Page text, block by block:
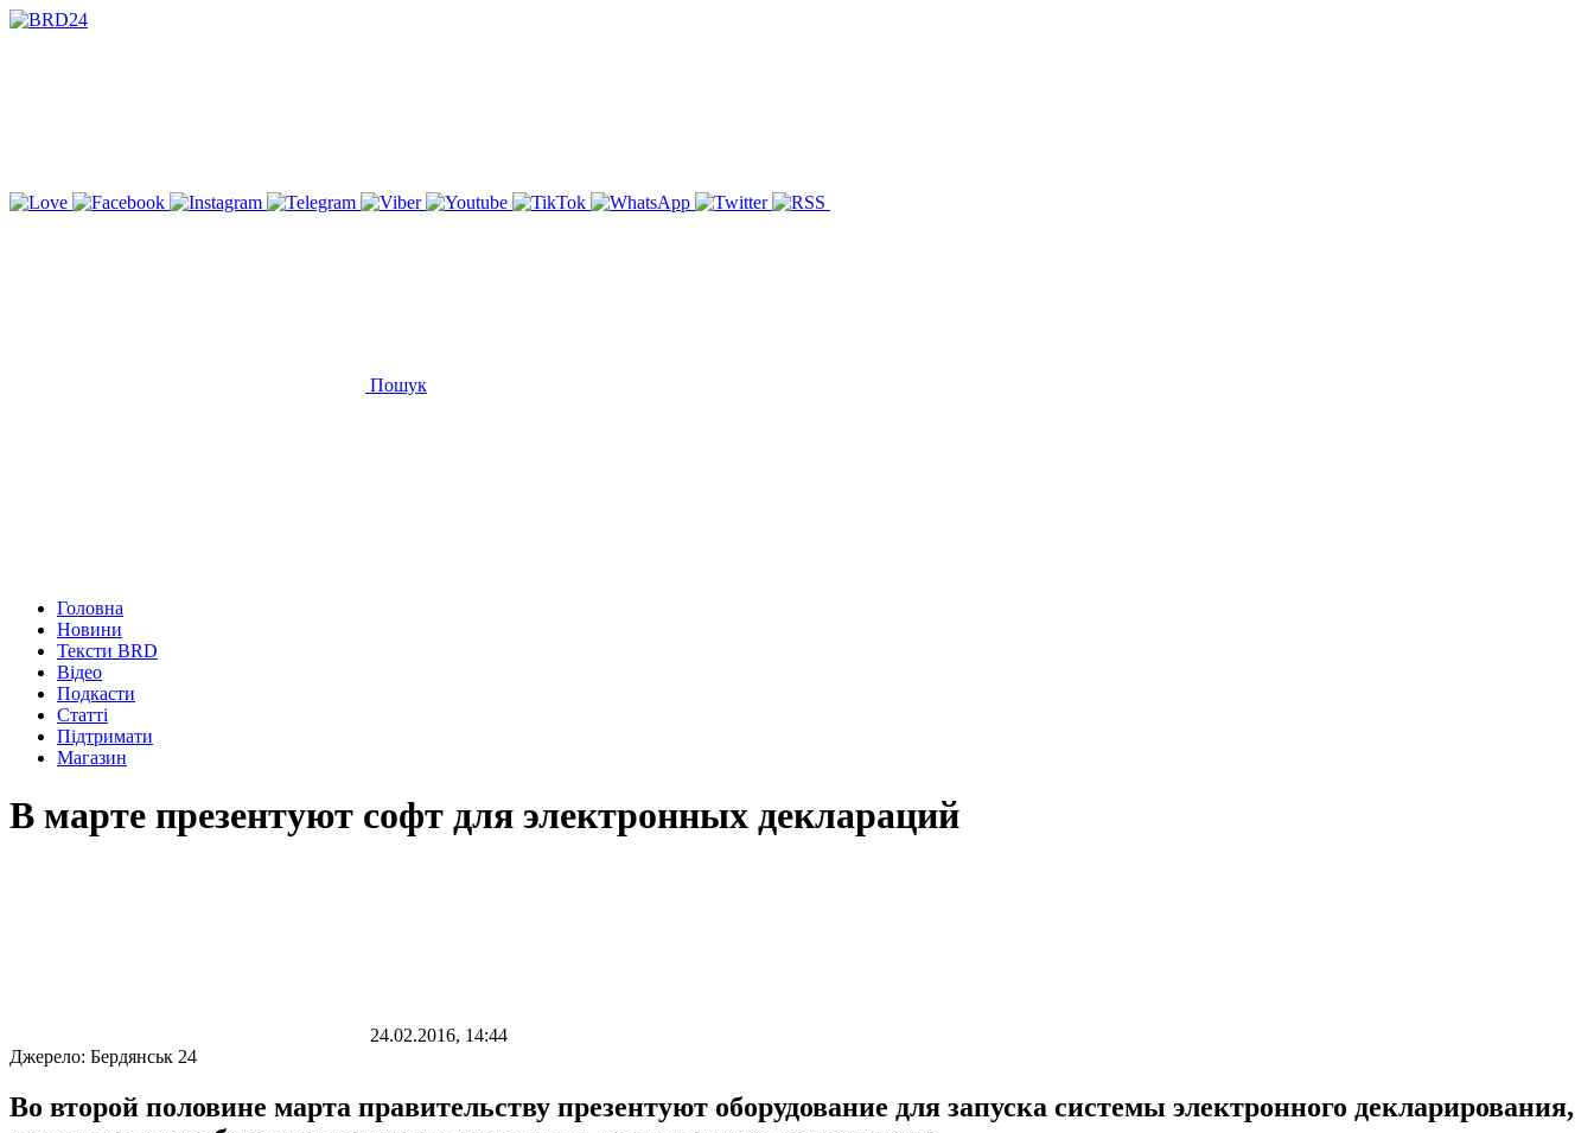
Пошук
Головна
Новини
Тексти BRD
Відео
Подкасти
Статті
Підтримати
Магазин
В марте презентуют софт для электронных деклараций
24.02.2016, 14:44
Джерело: Бердянськ 24
Во второй половине марта правительству презентуют оборудование для запуска системы электронного декларирования,